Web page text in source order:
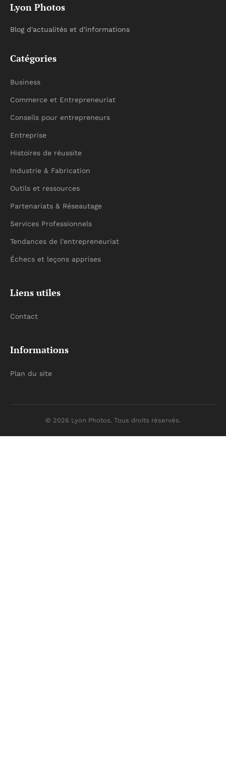
Lyon Photos
Blog d'actualités et d'informations
Catégories
Business
Commerce et Entrepreneuriat
Conseils pour entrepreneurs
Entreprise
Histoires de réussite
Industrie & Fabrication
Outils et ressources
Partenariats & Réseautage
Services Professionnels
Tendances de l'entrepreneuriat
Échecs et leçons apprises
Liens utiles
Contact
Informations
Plan du site
© 2026 Lyon Photos. Tous droits réservés.